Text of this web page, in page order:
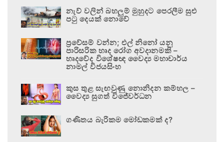
නැව් වලින් බහලුම් මුහුදට පෙරලීම සුළු
පටු දෙයක් නොවේ
ප්‍රවේසම් වන්න; එල් නිනෝ යනු
පාරිසරික හෘද රෝග අවදානමකි –
හෘදවේද විශේෂඥ වෛද්‍ය මහාචාර්ය
නාමල් විජයසිංහ
කුස තුළ සැඟවුණු නොනිදන කම්හල –
වෛද්‍ය සුගත් විජේවර්ධන
ගණිතය බැරිකම මෝඩකමක් ද?